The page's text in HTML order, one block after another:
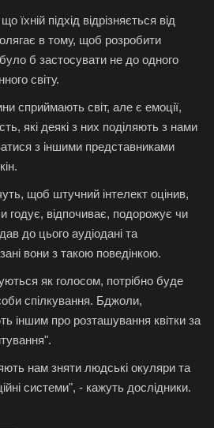
їхній підхід відрізняється від
в тому, щоб розробити
б застосувати не до одного
світу.
сприймають світ, але є емоції,
які деякі з них поділяють з нами
з іншими представниками
щоб штучний інтелект оцінив,
годує, відпочиває, подорожує чи
до цього аудіодані та
вони з такою поведінкою.
як голосом, потрібно буде
спілкування. Бджоли,
іншим про розташування квітки за
нам зняти людські окуляри та
системи", - кажуть дослідники.